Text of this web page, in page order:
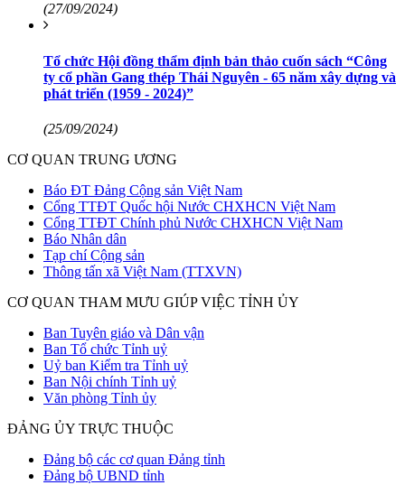
(27/09/2024)
Tổ chức Hội đồng thẩm định bản thảo cuốn sách “Công
ty cổ phần Gang thép Thái Nguyên - 65 năm xây dựng và
phát triển (1959 - 2024)”
(25/09/2024)
CƠ QUAN TRUNG ƯƠNG
Báo ĐT Đảng Cộng sản Việt Nam
Cổng TTĐT Quốc hội Nước CHXHCN Việt Nam
Cổng TTĐT Chính phủ Nước CHXHCN Việt Nam
Báo Nhân dân
Tạp chí Cộng sản
Thông tấn xã Việt Nam (TTXVN)
CƠ QUAN THAM MƯU GIÚP VIỆC TỈNH ỦY
Ban Tuyên giáo và Dân vận
Ban Tổ chức Tỉnh uỷ
Uỷ ban Kiểm tra Tỉnh uỷ
Ban Nội chính Tỉnh uỷ
Văn phòng Tỉnh ủy
ĐẢNG ỦY TRỰC THUỘC
Đảng bộ các cơ quan Đảng tỉnh
Đảng bộ UBND tỉnh